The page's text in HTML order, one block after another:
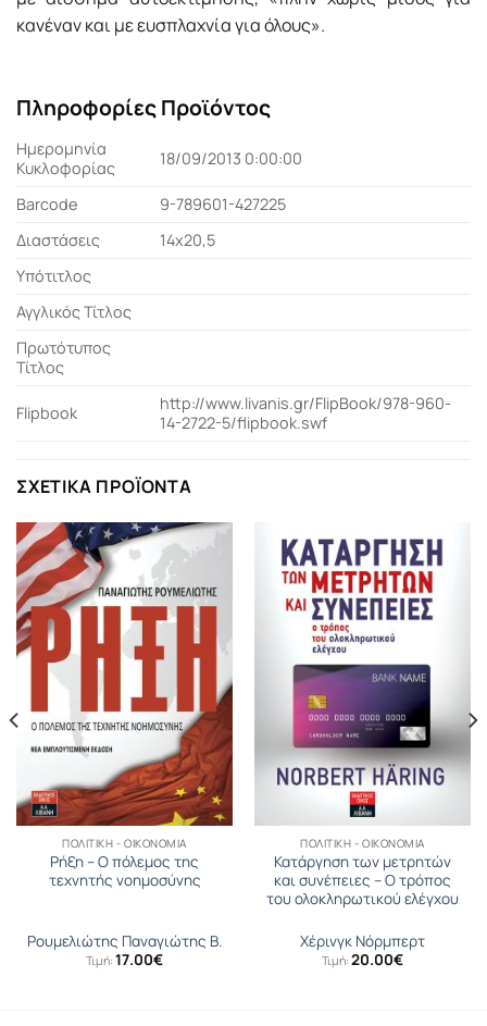
κανέναν και με ευσπλαχνία για όλους».
Πληροφορίες Προϊόντος
Ημερομηνία
Κυκλοφορίας
18/09/2013 0:00:00
Barcode
9-789601-427225
Διαστάσεις
14x20,5
Υπότιτλος
Αγγλικός Τίτλος
Πρωτότυπος
Τίτλος
Flipbook
http://www.livanis.gr/FlipBook/978-960-
14-2722-5/flipbook.swf
ΣΧΕΤΙΚΆ ΠΡΟΪΌΝΤΑ
ΠΟΛΙΤΙΚΉ - ΟΙΚΟΝΟΜΊΑ
Ρήξη – Ο πόλεμος της
τεχνητής νοημοσύνης
Ρουμελιώτης Παναγιώτης Β.
Τιμή: 17.00€
ΠΟΛΙΤΙΚΉ - ΟΙΚΟΝΟΜΊΑ
Κατάργηση των μετρητών
και συνέπειες – Ο τρόπος
του ολοκληρωτικού ελέγχου
Χέρινγκ Νόρμπερτ
Τιμή: 20.00€